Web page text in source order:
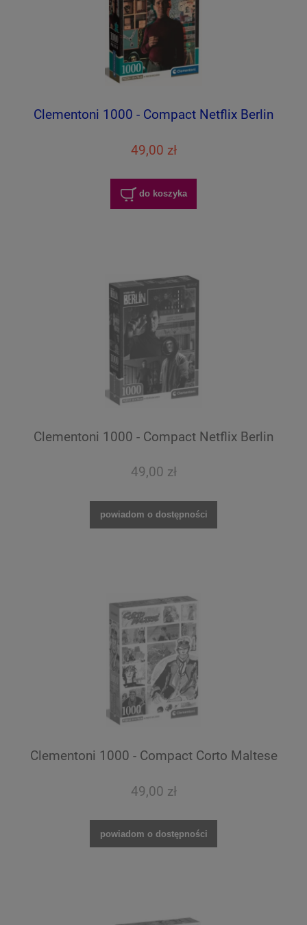
Clementoni 1000 - Compact Netflix Berlin
49,00 zł
do koszyka
Clementoni 1000 - Compact Netflix Berlin
49,00 zł
powiadom o dostępności
Clementoni 1000 - Compact Corto Maltese
49,00 zł
powiadom o dostępności